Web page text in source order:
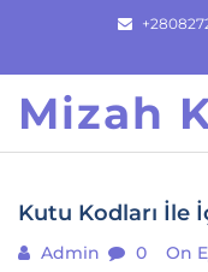
content
Mizah
Kutu Kodları İle
Admin 0
On